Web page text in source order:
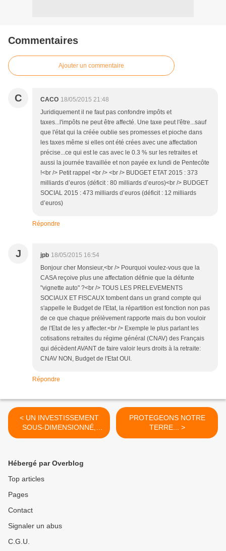
Commentaires
Ajouter un commentaire
C CACO 18/05/2015 21:48
Juridiquement il ne faut pas confondre impôts et
taxes...l'impôts ne peut être affecté. Une taxe peut l'être...sauf
que l'état qui la créée oublie ses promesses et pioche dans
les taxes même si elles ont été crées avec une affectation
précise...ce qui est le cas avec le 0.3 % sur les retraites et
aussi la journée travaillée et non payée ex lundi de Pentecôte
!<br /> Petit rappel <br /> <br /> BUDGET ETAT 2015 : 373
milliards d’euros (déficit : 80 milliards d’euros)<br /> BUDGET
SOCIAL 2015 : 473 milliards d’euros (déficit : 12 milliards
d’euros)
Répondre
J jpb 18/05/2015 16:54
Bonjour cher Monsieur,<br /> Pourquoi voulez-vous que la
CASA reçoive plus une affectation définie que la défunte
"vignette auto" ?<br /> TOUS LES PRELEVEMENTS
SOCIAUX ET FISCAUX tombent dans un grand compte qui
s'appelle le Budget de l'Etat, la répartition est fonction non pas
de ce que chaque prélèvement rapporte mais du bon vouloir
de l'Etat de les y affecter.<br /> Exemple le plus parlant les
cotisations retraites du régime général (CNAV) des Français
qui décèdent AVANT de faire valoir leurs droits à la retraite:
CNAV NON, Budget de l'Etat OUI.
Répondre
< UN INVESTISSEMENT
SOUS-DIMENSIONNÉ,
CONÇU SANS LES
CHER
PROTEGEONS NOTRE
TERRE... >
Hébergé par Overblog
Top articles
Pages
Contact
Signaler un abus
C.G.U.